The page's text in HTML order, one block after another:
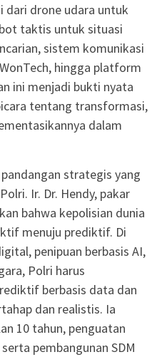
dari drone udara untuk
taktis untuk situasi
sistem komunikasi
hingga platform
ini menjadi bukti nyata
tentang transformasi,
dalam
strategis yang
Ir. Dr. Hendy, pakar
bahwa kepolisian dunia
menuju prediktif. Di
penipuan berbasis AI,
Polri harus
berbasis data dan
dan realistis. Ia
10 tahun, penguatan
pembangunan SDM